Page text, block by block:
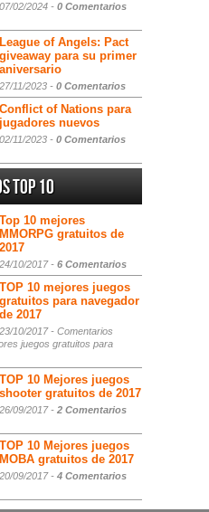
07/02/2024 - 0 Comentarios
League of Angels: Pact
giveaway para su primer
aniversario
27/11/2023 - 0 Comentarios
Conflict of Nations para
jugadores nuevos
02/11/2023 - 0 Comentarios
Top 10
Top 10 mejores
MMORPG gratuitos de
2017
24/10/2017 - 6 Comentarios
TOP 10 mejores juegos
gratuitos para navegador
de 2017
23/10/2017 - Comentarios
juegos gratuitos para
TOP 10 Mejores juegos
shooter gratuitos de 2017
26/09/2017 - 2 Comentarios
TOP 10 Mejores juegos
MOBA gratuitos de 2017
20/09/2017 - 4 Comentarios